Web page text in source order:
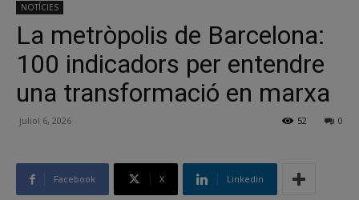
NOTÍCIES
La metròpolis de Barcelona:
100 indicadors per entendre
una transformació en marxa
juliol 6, 2026 0
52
Facebook X Linkedin